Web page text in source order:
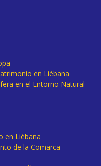
en Liébana
en el Entorno Natural
en Liébana
de la Comarca